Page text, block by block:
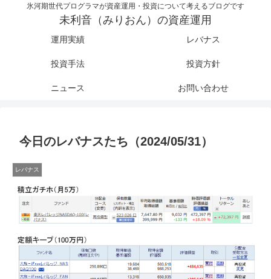
氷河期世代プログラマが資産運用・投資について考えるブログです
未利音（みりおん）の資産運用
運用実績 レバナス
投資手法 投資方針
ニュース お問い合わせ
今日のレバナスたち（2024/05/31）
レバナス